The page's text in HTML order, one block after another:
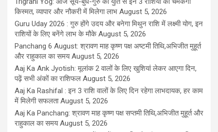
किस्मत, व्यापार और नौकरी में मिलेगा लाभ August 5, 2026
Guru Uday 2026 : गुरु होंगे उदय और बनेगा मिथुन राशि में लक्ष्मी योग, इन
राशियों के लिए बनेंगे लाभ के मौके August 5, 2026
Panchang 6 August: श्रावण माह कृष्ण पक्ष अष्टमी तिथि,अभिजीत मुहूर्त
और राहुकाल का समय August 5, 2026
Aaj Ka Ank Jyotish: मूलांक 2 वालों के लिए खुशियां लेकर आएगा दिन,
पढ़ें सभी अंकों का राशिफल August 5, 2026
Aaj Ka Rashifal : इन 3 राशि वालों के लिए दिन रहेगा लाभदायक, हर काम
में मिलेगी सफलता August 5, 2026
Aaj Ka Panchang: श्रावण माह कृष्ण पक्ष सप्तमी तिथि,अभिजीत मुहूर्त और
राहुकाल का समय August 5, 2026